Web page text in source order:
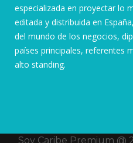
especializada en proyectar lo
editada y distribuida en
del mundo de los negocios,
países principales, referentes
alto standing.
Soy Caribe Premium @